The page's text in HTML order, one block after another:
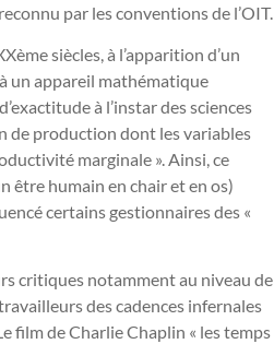
par les conventions de l’OIT.
siècles, à l’apparition d’un
un appareil mathématique
à l’instar des sciences
de production dont les variables
marginale ». Ainsi, ce
être humain en chair et en os)
certains gestionnaires des «
critiques notamment au niveau de
des cadences infernales
film de Charlie Chaplin « les temps